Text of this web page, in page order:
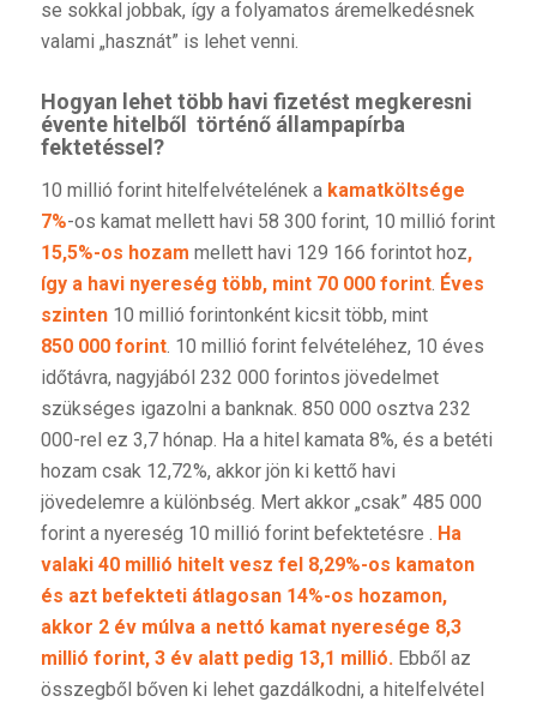
se sokkal jobbak, így a folyamatos áremelkedésnek
valami „hasznát” is lehet venni.
Hogyan lehet több havi fizetést megkeresni
évente hitelből történő állampapírba
fektetéssel?
10 millió forint hitelfelvételének a kamatköltsége
7%-os kamat mellett havi 58 300 forint, 10 millió forint
15,5%-os hozam mellett havi 129 166 forintot hoz,
így a havi nyereség több, mint 70 000 forint. Éves
szinten10 millió forintonként kicsit több, mint
850 000 forint. 10 millió forint felvételéhez, 10 éves
időtávra, nagyjából 232 000 forintos jövedelmet
szükséges igazolni a banknak. 850 000 osztva 232
000-rel ez 3,7 hónap. Ha a hitel kamata 8%, és a betéti
hozam csak 12,72%, akkor jön ki kettő havi
jövedelemre a különbség. Mert akkor „csak” 485 000
forint a nyereség 10 millió forint befektetésre . Ha
valaki 40 millió hitelt vesz fel 8,29%-os kamaton
és azt befekteti átlagosan 14%-os hozamon,
akkor 2 év múlva a nettó kamat nyeresége 8,3
millió forint, 3 év alatt pedig 13,1 millió. Ebből az
összegből bőven ki lehet gazdálkodni, a hitelfelvétel